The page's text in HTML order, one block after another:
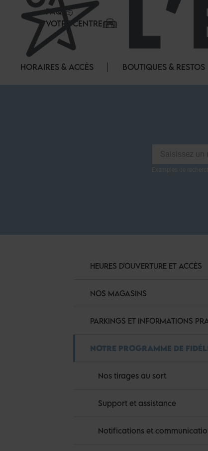
FAQ
VOTRE CENTRE
HORAIRES & ACCÈS BOUTIQUES & RESTOS
HEURES D'OUVERTURE ET ACCÈS
NOS MAGASINS
PARKINGS ET INFORMATIONS
NOTRE PROGRAMME DE
Nos tirages au sort
Support et assistance
Notifications et
Panneau de gestion des cookies